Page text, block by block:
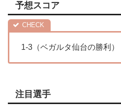
予想スコア
1-3（ベガルタ仙台の勝利）
注目選手